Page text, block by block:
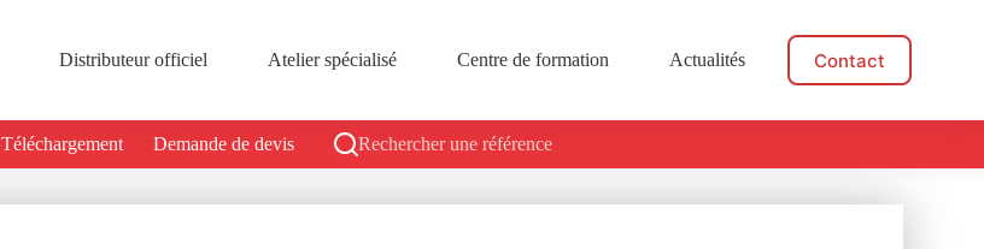
Distributeur officiel Atelier spécialisé Centre de formation Actualités Contact
Téléchargement Demande de devis Rechercher une référence